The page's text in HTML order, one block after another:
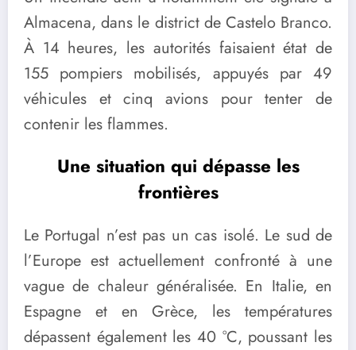
Almacena, dans le district de Castelo Branco.
À 14 heures, les autorités faisaient état de
155 pompiers mobilisés, appuyés par 49
véhicules et cinq avions pour tenter de
contenir les flammes.
Une situation qui dépasse les
frontières
Le Portugal n’est pas un cas isolé. Le sud de
l’Europe est actuellement confronté à une
vague de chaleur généralisée. En Italie, en
Espagne et en Grèce, les températures
dépassent également les 40 °C, poussant les